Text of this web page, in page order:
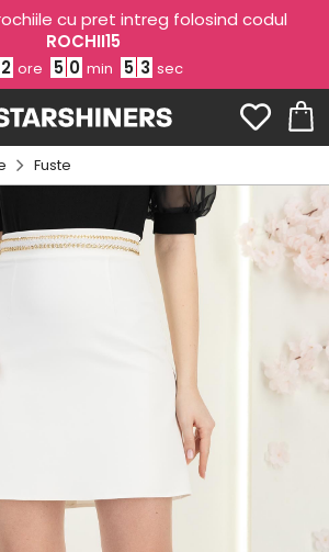
cu pret intreg folosind codul
ROCHII15
2 ore 5 0 min 5 2 sec
Fuste